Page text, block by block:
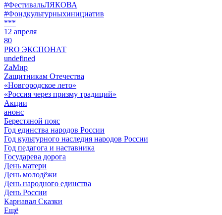
#ФестивальЛЯКОВА
#Фондкультурныхинициатив
***
12 апреля
80
PRO ЭКСПОНАТ
undefined
ZaМир
Zащитникам Отечества
«Новгородское лето»
«Россия через призму традиций»
Акции
анонс
Берестяной пояс
Год единства народов России
Год культурного наследия народов России
Год педагога и наставника
Государева дорога
День матери
День молодёжи
День народного единства
День России
Карнавал Сказки
Ещё